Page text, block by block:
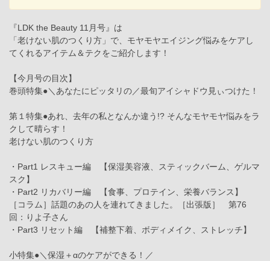
『LDK the Beauty 11月号』は
「老けない肌のつくり方」で、モヤモヤエイジング悩みをケアし
てくれるアイテム＆テクをご紹介します！
【今月号の目次】
巻頭特集●＼あなたにピッタリの／最旬アイシャドウ見ぃつけた！
第１特集●あれ、去年の私となんか違う!? そんなモヤモヤ悩みをラ
クして晴らす！
老けない肌のつくり方
・Part1 レスキュー編 【保湿美容液、スティックバーム、ゲルマ
スク】
・Part2 リカバリー編 【食事、プロテイン、栄養バランス】
［コラム］話題のあの人を連れてきました。［出張版］ 第76
回：りよ子さん
・Part3 リセット編 【補整下着、ボディメイク、ストレッチ】
小特集●＼保湿＋αのケアができる！／